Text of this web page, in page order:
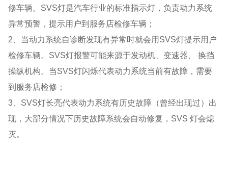
修车辆。SVS灯是汽车行业的标准指示灯，负责动力系统
异常预警，提示用户到服务店检修车辆；
2、当动力系统自诊断发现有异常时就会用SVS灯提示用户
检修车辆。SVS灯报警可能来源于发动机、变速器、 换挡
操纵机构。当SVS灯闪烁代表动力系统当前有故障，需要
到服务店检修；
3、SVS灯长亮代表动力系统有历史故障（曾经出现过）出
现，大部分情况下历史故障系统会自动修复，SVS 灯会熄
灭。